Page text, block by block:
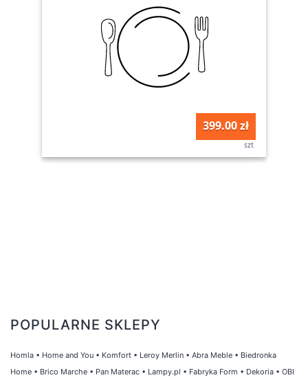
399.00 zł
szt
POPULARNE SKLEPY
Homla • Home and You • Komfort • Leroy Merlin • Abra Meble • Biedronka
Home • Brico Marche • Pan Materac • Lampy.pl • Fabryka Form • Dekoria • OBI